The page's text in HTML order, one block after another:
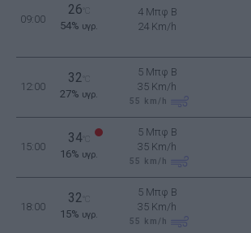
09:00
26
54% υγρ.
4 Μπφ B
24 Km/h
12:00
32
27% υγρ.
5 Μπφ B
35 Km/h
55 km/h
15:00
34°C
16% υγρ.
5 Μπφ B
35 Km/h
55 km/h
18:00
32
15% υγρ.
5 Μπφ B
35 Km/h
55 km/h